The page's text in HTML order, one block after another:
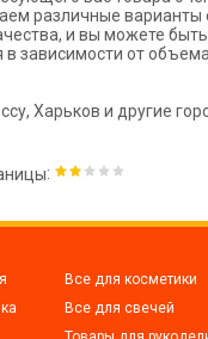
различные
и вы можете
зависимости от
Харьков и другие
:
Все для косметики
Все для свечей